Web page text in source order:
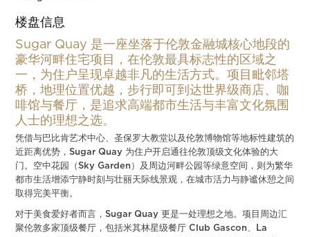
楼盘信息
Sugar Quay 是一座坐落于伦敦金融城核心地段的
豪华河畔住宅项目，在伦敦最具标志性的区域之
一，为住户呈现卓越非凡的生活方式。项目毗邻塔
桥，地理位置优越，步行即可到达世界级商店、咖
啡馆与餐厅，是追求高端都市生活与丰富文化氛围
人士的理想之选。
凭借与巴比肯艺术中心、圣保罗大教堂以及伦敦博物馆等地标性建筑的
近距离优势，Sugar Quay 为住户开启通往伦敦顶级文化体验的大
门。空中花园（Sky Garden）及周边河畔公园等绿意空间，则为繁华
都市生活增添宁静时刻与壮丽天际线景观，在城市活力与静谧休憩之间
取得完美平衡。
对于美食爱好者而言，Sugar Quay 更是一处理想之地。项目周边汇
聚伦敦多家顶级餐厅，包括米其林星级餐厅 Club Gascon、La